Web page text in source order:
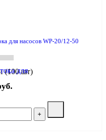
для насосов WP-20/12-50
(100 шт)